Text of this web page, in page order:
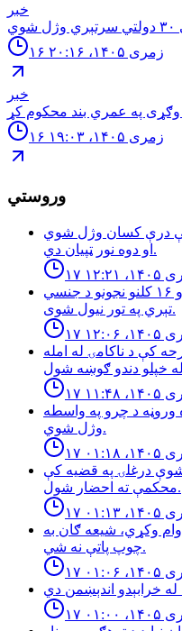
خبر
۱۶ زمری ۱۴۰۵، ۲۰:۱۶
خبر
۱۶ زمری ۱۴۰۵، ۱۹:۰۳
وروستي
کې درې کسان وژل شوي
او دوه نور ټپیان دي.
۱۲:۲۱
یو ۲۶ کلن افغان په اتریش کې پر دوو ۱۶ کلنو نجونو د جنسي
تېري په تور نیول شوی.
۱۲:۰۶
کې د ناکامۍ له امله
۱۱:۴۸
وروڼه د چرو په واسطه
وژل شوي.
۰۱:۱۸
درغلۍ په قضيه كې
محكمې ته احضار شول.
۰۱:۱۳
وكړي، شيعه ګان به
چوپ پاتې نه شي.
۰۱:۰۶
۰۱:۰۰